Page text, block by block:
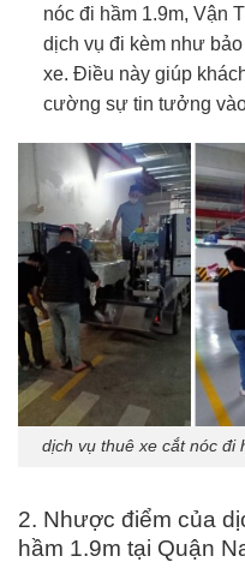
nóc đi hầm 1.9m, Vận
dịch vụ đi kèm như
xe. Điều này giúp
cường sự tin tưởng
dịch vụ thuê xe cắt nóc đi
2. Nhược điểm của
hầm 1.9m tại Quận